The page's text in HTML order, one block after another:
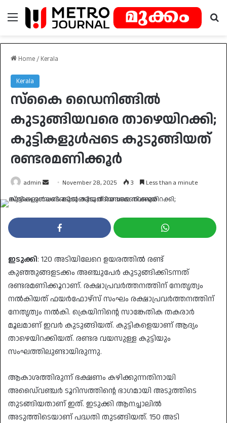
Menu
Home / Kerala
Kerala
സ്‌കൈ ഡൈനിങ്ങില്‍
കുടുങ്ങിയവരെ താഴെയിറക്കി;
കുട്ടികളുള്‍പ്പടെ കുടുങ്ങിയത്
രണ്ടരമണിക്കൂര്‍
admin
Send November 28, 2025 3 Less than a minute
ഇടുക്കി: 120 അടിയിലേറെ ഉയരത്തില്‍ രണ്ട്
കുഞ്ഞുങ്ങളടക്കം അഞ്ചുപേര്‍ കുടുങ്ങിക്കിടന്നത്
രണ്ടരമണിക്കൂറാണ്. രക്ഷാപ്രവര്‍ത്തനത്തിന് നേതൃത്വം
നല്‍കിയത് ഫയര്‍ഫോഴ്‌സ് സംഘം രക്ഷാപ്രവര്‍ത്തനത്തിന്
നേതൃത്വം നല്‍കി. ക്രെയിനിന്റെ സാങ്കേതിക തകരാര്‍
മൂലമാണ് ഇവര്‍ കുടുങ്ങിയത്. കുട്ടികളെയാണ് ആദ്യം
താഴെയിറക്കിയത്. രണ്ടര വയസുള്ള കുട്ടിയും
സംഘത്തിലുണ്ടായിരുന്നു.
ആകാശത്തിരുന്ന് ഭക്ഷണം കഴിക്കുന്നതിനായി
അഡൈ്വഞ്ചര്‍ ടൂറിസത്തിന്റെ ഭാഗമായി അടുത്തിടെ
തുടങ്ങിയതാണ് ഇത്. ഇടുക്കി ആനച്ചാലില്‍
അടുത്തിടെയാണ് പദ്ധതി തുടങ്ങിയത്. 150 അടി